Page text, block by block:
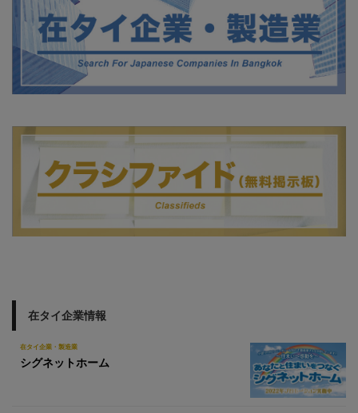
在タイ企業情報
在タイ企業・製造業
シグネットホーム